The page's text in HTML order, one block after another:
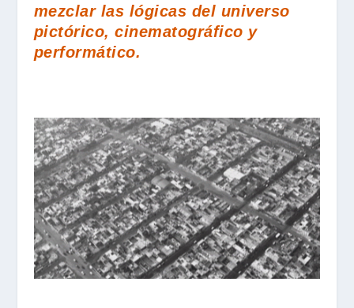
mezclar las lógicas del universo
pictórico, cinematográfico y
performático.